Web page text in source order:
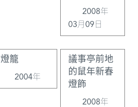
2008年
03月09日
燈籠
2004年
議事亭前地
的鼠年新春
燈飾
2008年